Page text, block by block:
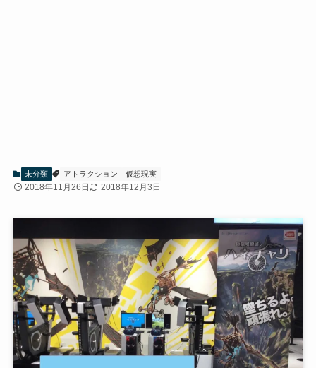
未分類 アトラクション 仮想現実
2018年11月26日 2018年12月3日